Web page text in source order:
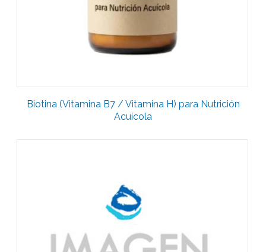
Biotina (Vitamina B7 / Vitamina H) para Nutrición
Acuícola